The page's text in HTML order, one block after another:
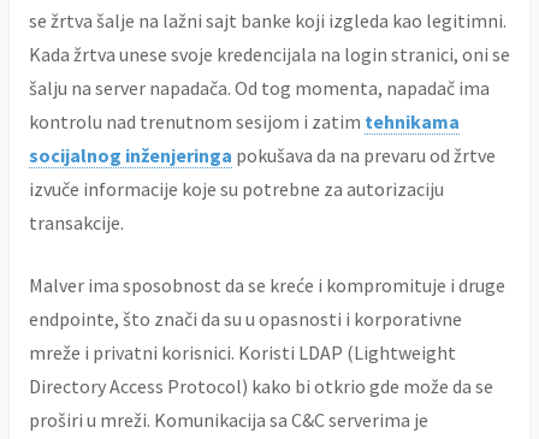
se žrtva šalje na lažni sajt banke koji izgleda kao legitimni.
Kada žrtva unese svoje kredencijala na login stranici, oni se
šalju na server napadača. Od tog momenta, napadač ima
kontrolu nad trenutnom sesijom i zatim tehnikama
socijalnog inženjeringa pokušava da na prevaru od žrtve
izvuče informacije koje su potrebne za autorizaciju
transakcije.
Malver ima sposobnost da se kreće i kompromituje i druge
endpointe, što znači da su u opasnosti i korporativne
mreže i privatni korisnici. Koristi LDAP (Lightweight
Directory Access Protocol) kako bi otkrio gde može da se
proširi u mreži. Komunikacija sa C&C serverima je